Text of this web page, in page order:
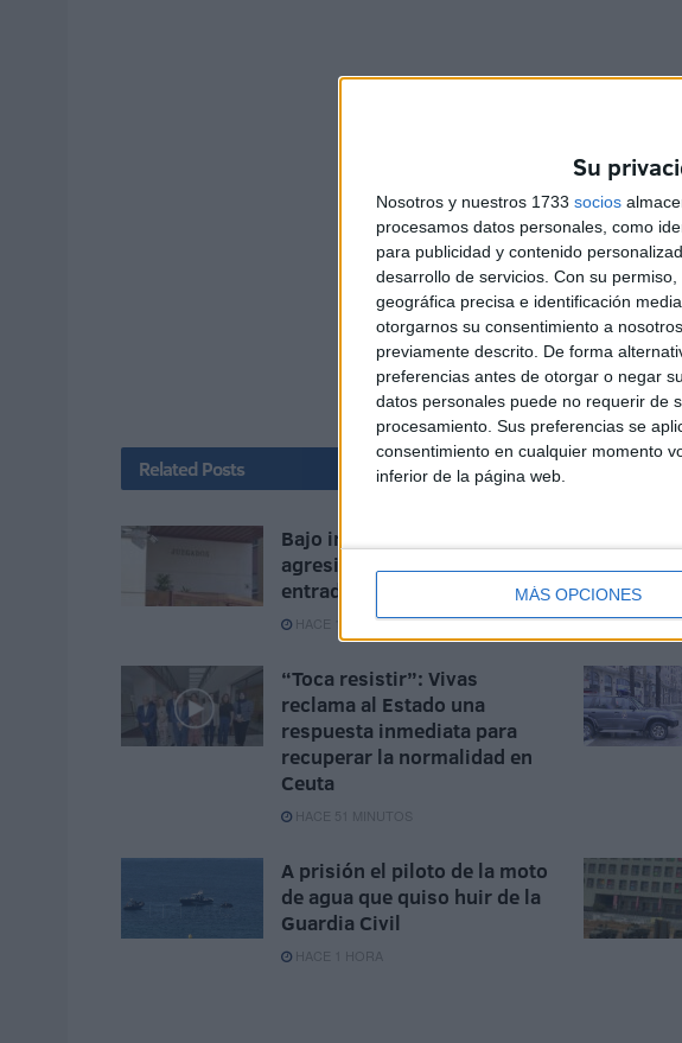
Su
Nosotros y nuestros 1733 socios
procesamos datos personales, como
para publicidad y contenido
desarrollo de servicios. Con su
geográfica precisa e identificación
otorgarnos su consentimiento a
previamente descrito. De forma
preferencias antes de otorgar o negar
datos personales puede no requerir de
procesamiento. Sus preferencias se
consentimiento en cualquier momento
inferior de la página web.
MÁS OPCIONES
Related Posts
Bajo investigación judicial 6
agresiones sexuales tras la
entrada masiva en Ceuta
HACE 12 MINUTOS
“Toca resistir”: Vivas
reclama al Estado una
respuesta inmediata para
recuperar la normalidad en
Ceuta
HACE 51 MINUTOS
A prisión el piloto de la moto
de agua que quiso huir de la
Guardia Civil
HACE 1 HORA